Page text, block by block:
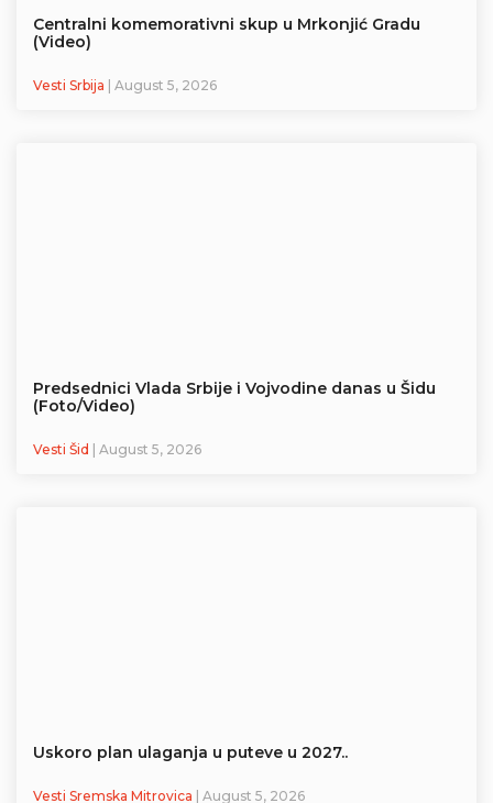
Centralni komemorativni skup u Mrkonjić Gradu
(Video)
Vesti Srbija | August 5, 2026
Predsednici Vlada Srbije i Vojvodine danas u Šidu
(Foto/Video)
Vesti Šid | August 5, 2026
Uskoro plan ulaganja u puteve u 2027..
Vesti Sremska Mitrovica | August 5, 2026